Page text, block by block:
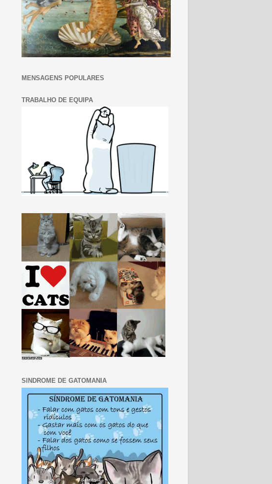
MENSAGENS POPULARES
TRABALHO DE EQUIPA
SINDROME DE GATOMANIA